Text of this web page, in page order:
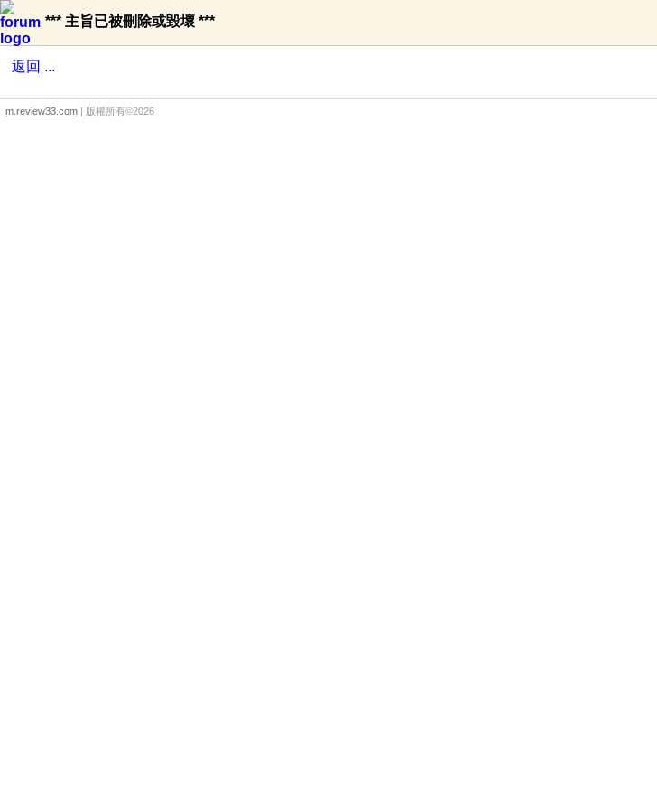
*** 主旨已被刪除或毀壞 ***
返回 ...
m.review33.com | 版權所有©2026